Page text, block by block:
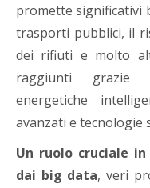
promette significativi
trasporti pubblici, il
dei rifiuti e molto
raggiunti grazie
energetiche
avanzati e tecnologie
Un ruolo cruciale
dai big data, veri